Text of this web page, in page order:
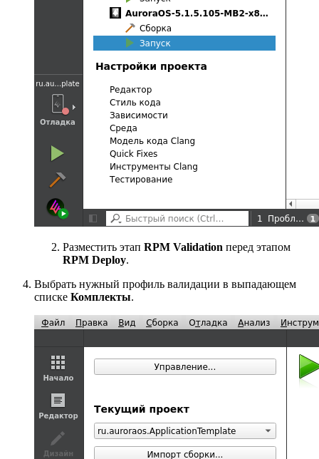
Разместить этап RPM Validation перед этапом
RPM Deploy.
Выбрать нужный профиль валидации в выпадающем
списке Комплекты.